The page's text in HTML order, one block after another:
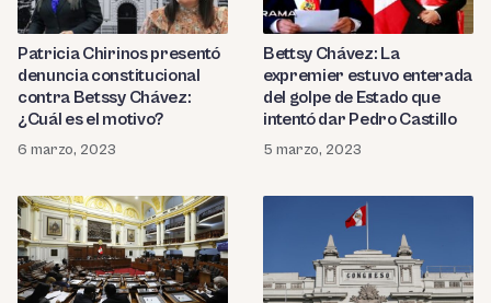
Patricia Chirinos presentó
denuncia constitucional
contra Betssy Chávez:
¿Cuál es el motivo?
6 marzo, 2023
Bettsy Chávez: La
expremier estuvo enterada
del golpe de Estado que
intentó dar Pedro Castillo
5 marzo, 2023